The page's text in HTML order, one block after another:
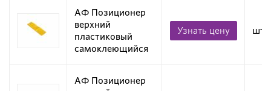
АФ Позиционер
верхний
пластиковый
самоклеющийся
Узнать цену шт
АФ Позиционер